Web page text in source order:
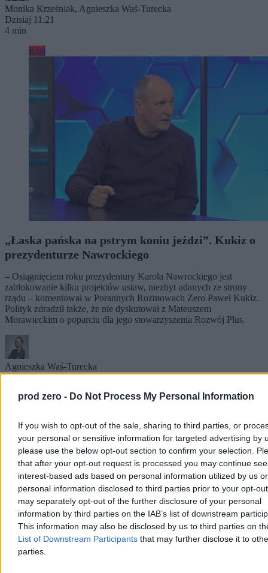
prod zero - Do Not Process My Personal Information
If you wish to opt-out of the sale, sharing to third parties, or
your personal or sensitive information for targeted advertising by
please use the below opt-out section to confirm your selection.
that after your opt-out request is processed you may continue
interest-based ads based on personal information utilized by us or
personal information disclosed to third parties prior to your opt-
may separately opt-out of the further disclosure of your personal
information by third parties on the IAB’s list of downstream
This information may also be disclosed by us to third parties on
List of Downstream Participants that may further disclose it to
parties.
Monika Krześniak, Agnieszka Waś-Turecka
Dzisiaj 11:21
4 min
Kraj
„Łaska pańska na pstrym koniu jeździ”. Kukiz o
prezydenturze Nawrockiego
– Osiągnięciem roku prezydentury Karola Nawrockiego jest
zablokowanie kilku projektów ustaw, niezbyt udanych ze strony
rządu – komentował w Porannych Rozmowach Zero Paweł Kukiz.
Polityk zdradził także, że nie dyskutował z Mateuszem
Morawieckim o poparciu dla jego stowarzyszenia Rozwój Plus.
Agnieszka Waś-Turecka
Dzisiaj 09:57